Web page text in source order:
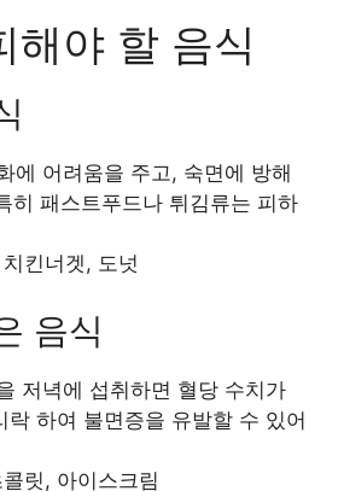
해야 할 음식
에 어려움을 주고, 숙면에 방해
히 패스트푸드나 튀김류는 피하
킨너겟, 도넛
음식
저녁에 섭취하면 혈당 수치가
락 하여 불면증을 유발할 수 있어
릿, 아이스크림